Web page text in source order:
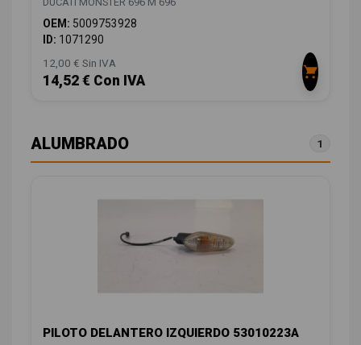
OEM: 5009753928
ID: 1071290
12,00 € Sin IVA
14,52 € Con IVA
ALUMBRADO 1
PILOTO DELANTERO IZQUIERDO 53010223A